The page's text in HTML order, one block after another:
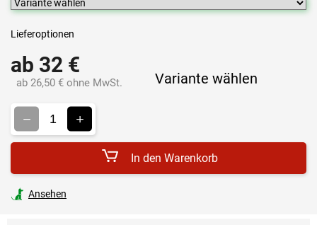
ab 32 €
ab 26,50 € ohne MwSt. Variante wählen
Lieferoptionen
In den Warenkorb
Ansehen